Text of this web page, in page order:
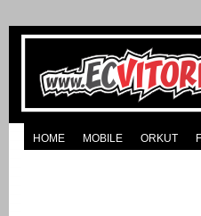
HOME MOBILE ORKUT